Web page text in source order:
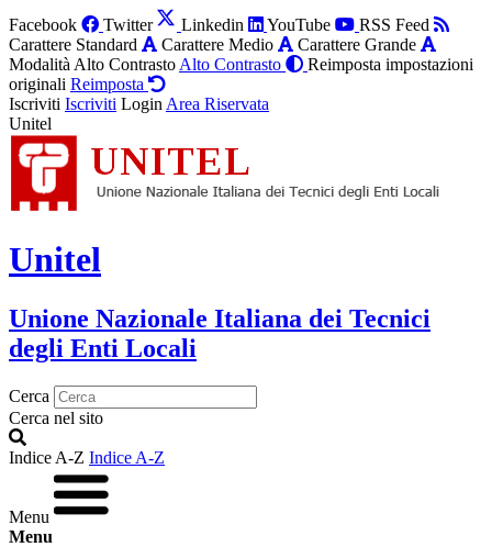
Facebook Twitter Linkedin YouTube
RSS Feed
Carattere Standard
Carattere Medio
Carattere Grande
Modalità Alto Contrasto Alto Contrasto
Reimposta impostazioni
originali Reimposta
Iscriviti Iscriviti Login Area Riservata
Unitel
Unitel
Unione Nazionale Italiana dei Tecnici
degli Enti Locali
Cerca
Cerca nel sito
Indice A-Z Indice A-Z
Menu
Menu